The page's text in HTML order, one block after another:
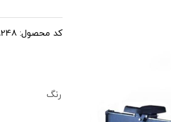
کد محصول: 58248
رنگ